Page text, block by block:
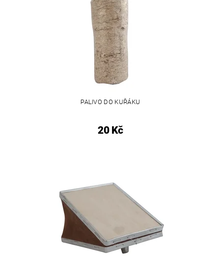
PALIVO DO KUŘÁKU
20 Kč